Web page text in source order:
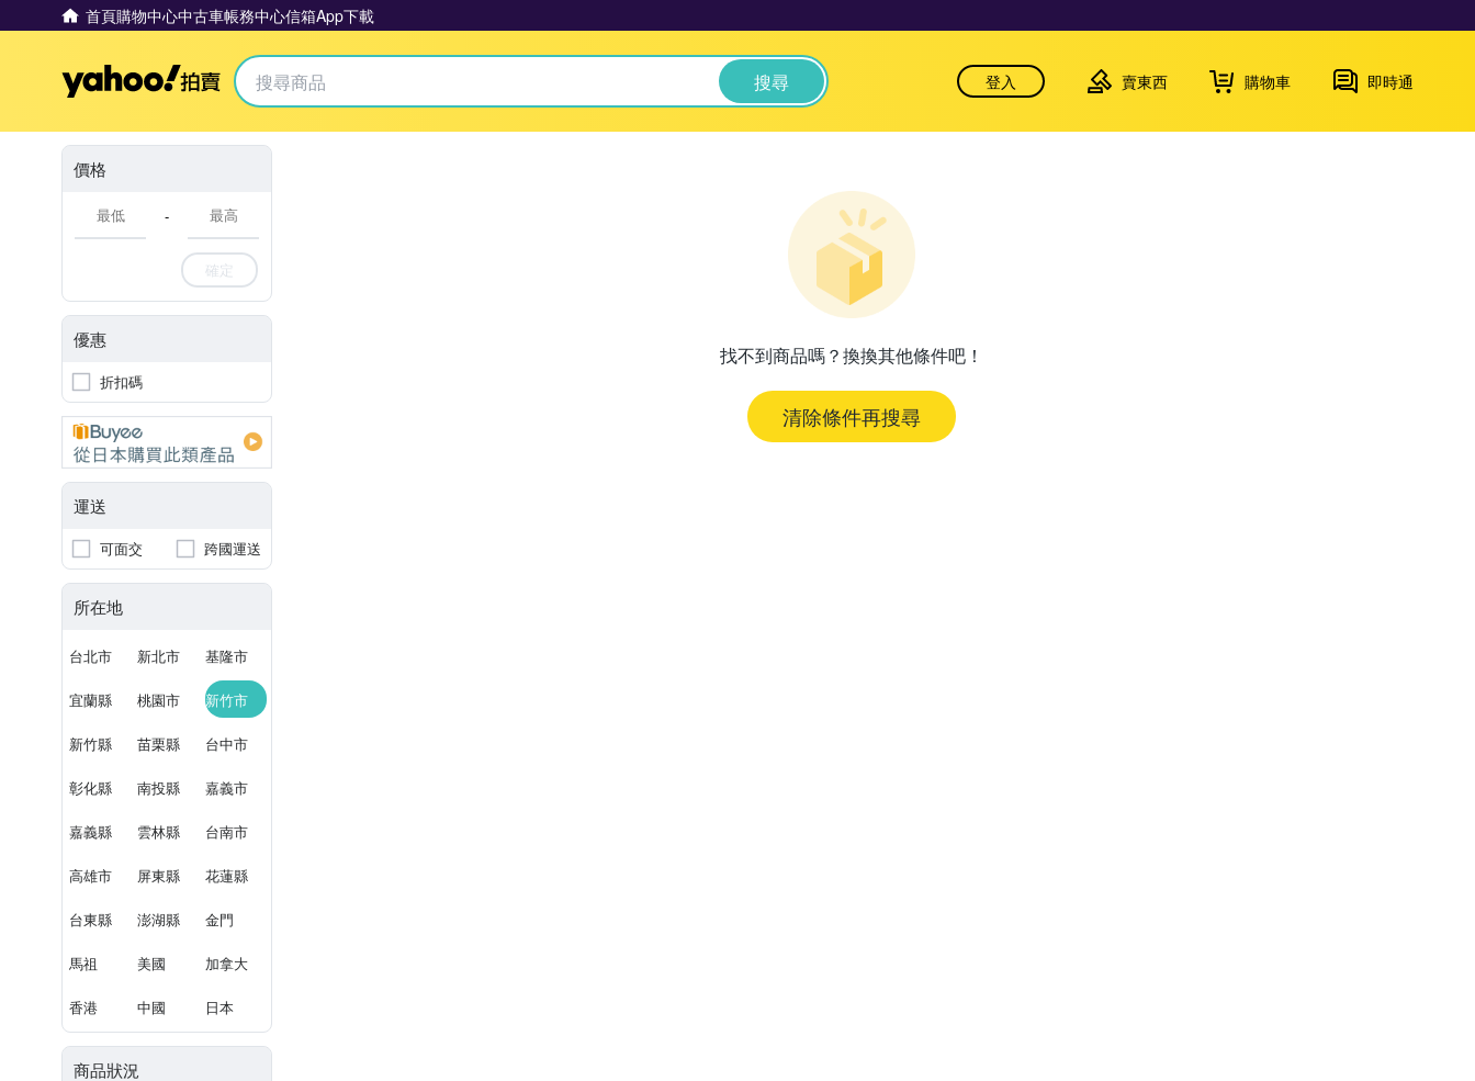
首頁購物中心中古車帳務中心信箱App下載
Yahoo拍賣 搜尋 登入 賣東西 購物車 即時通
價格
-
確定
優惠
折扣碼
運送
可面交 跨國運送
所在地
台北市 新北市 基隆市
宜蘭縣 桃園市 新竹市
新竹縣 苗栗縣 台中市
彰化縣 南投縣 嘉義市
嘉義縣 雲林縣 台南市
高雄市 屏東縣 花蓮縣
台東縣 澎湖縣 金門
馬祖 美國 加拿大
香港 中國 日本
商品狀況
找不到商品嗎？換換其他條件吧！
清除條件再搜尋